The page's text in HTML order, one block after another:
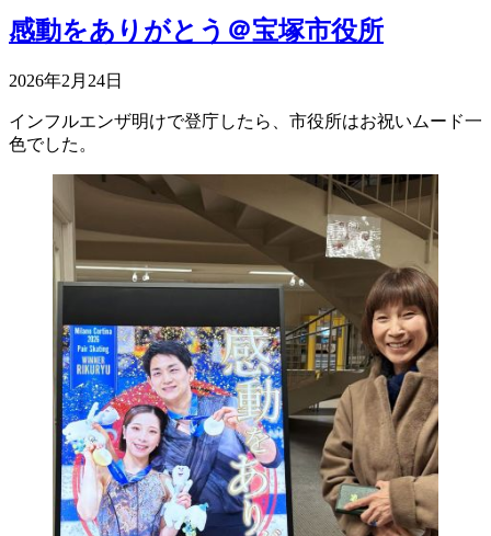
感動をありがとう＠宝塚市役所
2026年2月24日
インフルエンザ明けで登庁したら、市役所はお祝いムード一
色でした。